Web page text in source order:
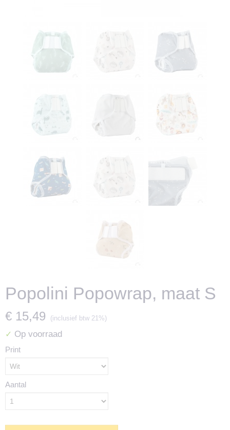
Popolini Popowrap, maat S
€ 15,49 (inclusief btw 21%)
✓ Op voorraad
Print
Aantal